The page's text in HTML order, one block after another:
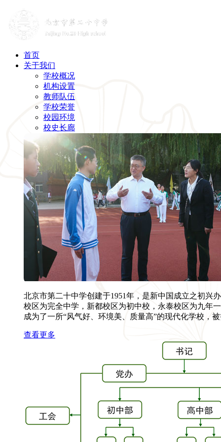
首页
关于我们
学校概况
机构设置
教师队伍
学校荣誉
校园环境
校史长廊
北京市第二十中学创建于1951年，是新中国成立之初兴
校区为完全中学，新都校区为初中校，永泰校区为九年
成为了一所“风气好、环境美、质量高”的现代化学校，
查看更多